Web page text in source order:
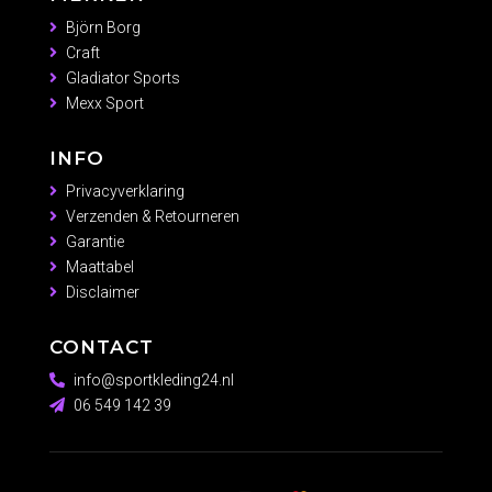
Björn Borg
Craft
Gladiator Sports
Mexx Sport
INFO
Privacyverklaring
Verzenden & Retourneren
Garantie
Maattabel
Disclaimer
CONTACT
info@sportkleding24.nl
06 549 142 39